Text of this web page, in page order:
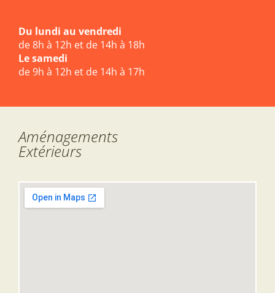
Du lundi au vendredi
de 8h à 12h et de 14h à 18h
Le samedi
de 9h à 12h et de 14h à 17h
Aménagements
Extérieurs